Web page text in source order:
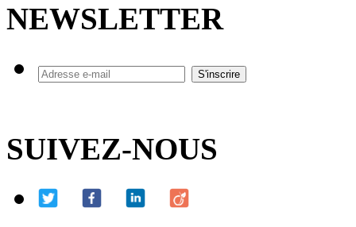
NEWSLETTER
SUIVEZ-NOUS